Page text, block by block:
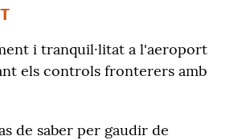
i tranquil·litat a l'aeroport
els controls fronterers amb
de saber per gaudir de